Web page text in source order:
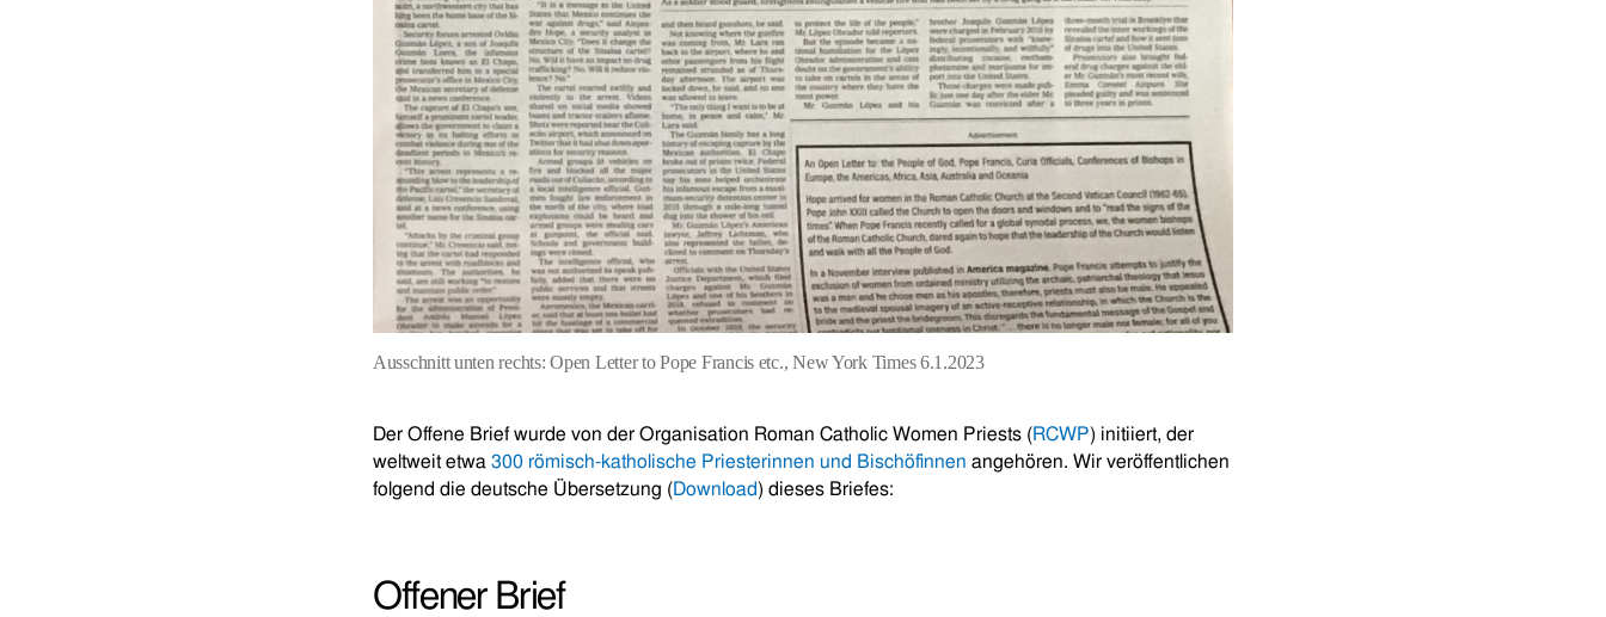
Ausschnitt unten rechts: Open Letter to Pope Francis etc., New York Times 6.1.2023
Der Offene Brief wurde von der Organisation Roman Catholic Women Priests (RCWP) initiiert, der
weltweit etwa 300 römisch-katholische Priesterinnen und Bischöfinnen angehören. Wir veröffentlichen
folgend die deutsche Übersetzung (Download) dieses Briefes:
Offener Brief